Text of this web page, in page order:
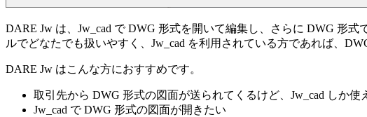
DARE Jw は、Jw_cad で DWG 形式を開いて編集し、さらに DWG 形
ルでどなたでも扱いやすく、Jw_cad を利用されている方であれば、
DARE Jw はこんな方におすすめです。
取引先から DWG 形式の図面が送られてくるけど、Jw_cad しか使
Jw_cad で DWG 形式の図面が開きたい